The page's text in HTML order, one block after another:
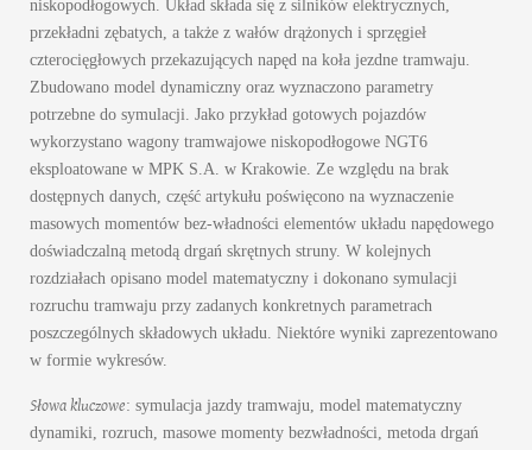
niskopodłogowych. Układ składa się z silników elektrycznych,
przekładni zębatych, a także z wałów drążonych i sprzęgieł
czterocięgłowych przekazujących napęd na koła jezdne tramwaju.
Zbudowano model dynamiczny oraz wyznaczono parametry
potrzebne do symulacji. Jako przykład gotowych pojazdów
wykorzystano wagony tramwajowe niskopodłogowe NGT6
eksploatowane w MPK S.A. w Krakowie. Ze względu na brak
dostępnych danych, część artykułu poświęcono na wyznaczenie
masowych momentów bez-władności elementów układu napędowego
doświadczalną metodą drgań skrętnych struny. W kolejnych
rozdziałach opisano model matematyczny i dokonano symulacji
rozruchu tramwaju przy zadanych konkretnych parametrach
poszczególnych składowych układu. Niektóre wyniki zaprezentowano
w formie wykresów.
Słowa kluczowe: symulacja jazdy tramwaju, model matematyczny
dynamiki, rozruch, masowe momenty bezwładności, metoda drgań